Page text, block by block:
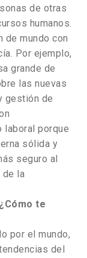
de otras
humanos.
de mundo con
Por ejemplo,
grande de
las nuevas
gestión de
laboral porque
sólida y
seguro al
de la
te
por el mundo,
del